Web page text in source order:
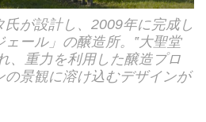
が設計し、2009年に完成し
ール」の醸造所。‟大聖堂
、重力を利用した醸造プロ
の景観に溶け込むデザインが